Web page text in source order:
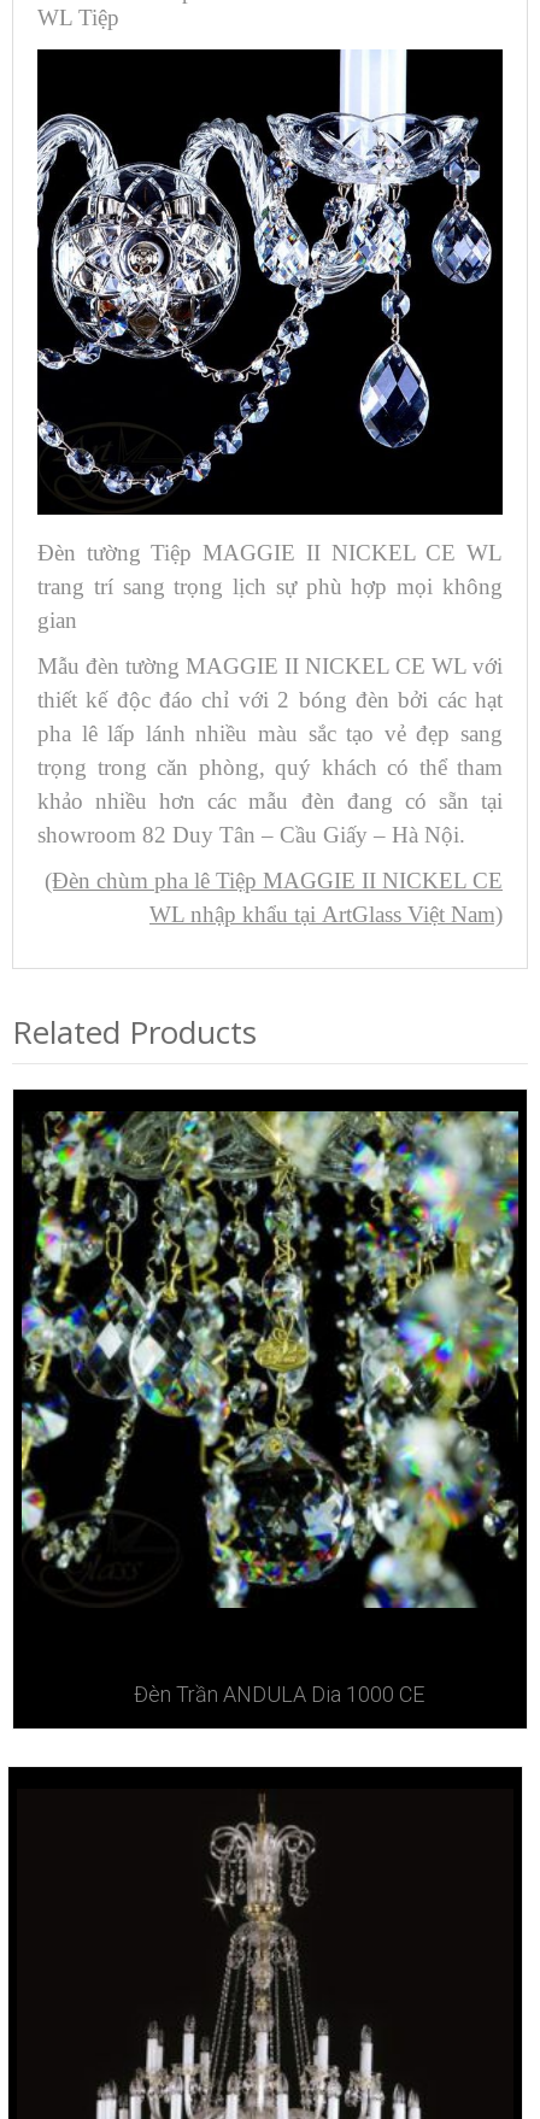
WL Tiệp
Đèn tường Tiệp MAGGIE II NICKEL CE WL
trang trí sang trọng lịch sự phù hợp mọi không
gian
Mẫu đèn tường MAGGIE II NICKEL CE WL với
thiết kế độc đáo chỉ với 2 bóng đèn bởi các hạt
pha lê lấp lánh nhiều màu sắc tạo vẻ đẹp sang
trọng trong căn phòng, quý khách có thể tham
khảo nhiều hơn các mẫu đèn đang có sẵn tại
showroom 82 Duy Tân – Cầu Giấy – Hà Nội.
(Đèn chùm pha lê Tiệp MAGGIE II NICKEL CE
WL nhập khẩu tại ArtGlass Việt Nam)
Related Products
Đèn Trần ANDULA Dia 1000 CE